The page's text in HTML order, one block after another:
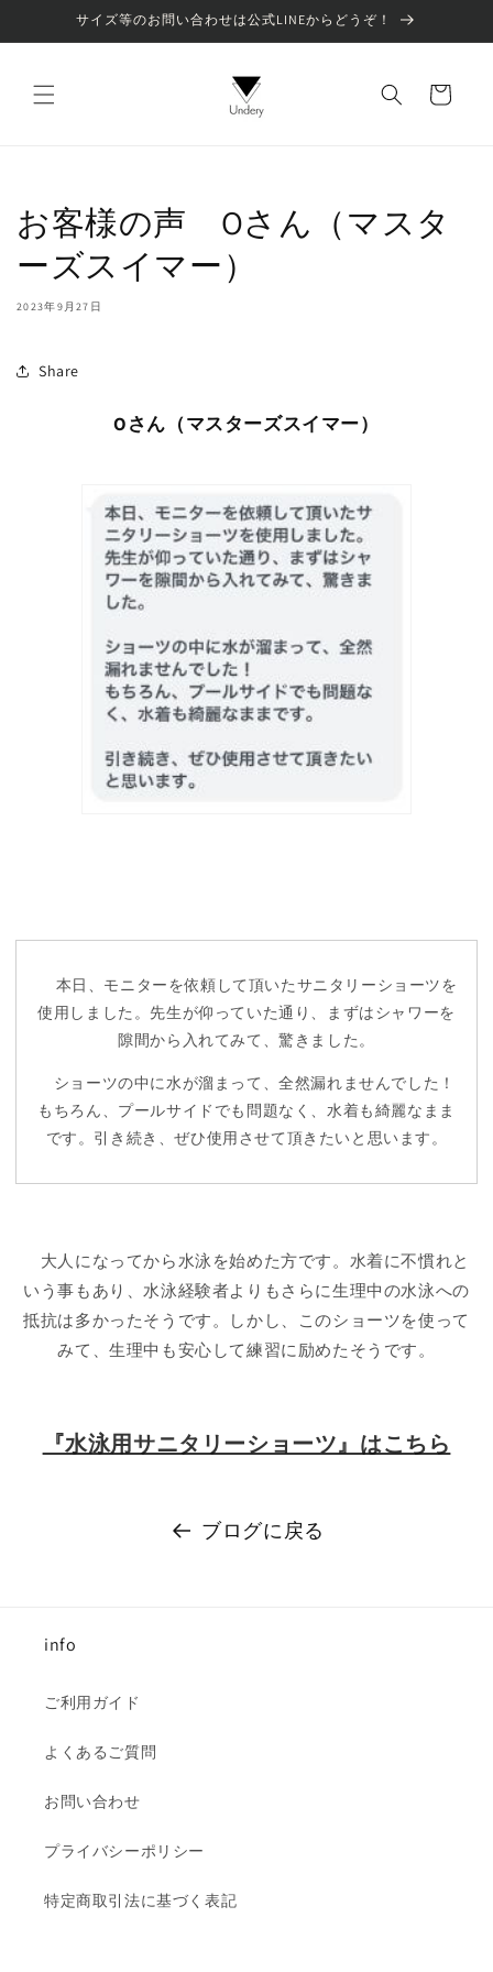
ンツに
進む
サイズ等のお問い合わせは公式LINEからどうぞ！
ー
お客様の声 Oさん（マスタ
ーズスイマー）
2023年9月27日
Share
Oさん（マスターズスイマー）
本日、モニターを依頼して頂いたサニタリーショーツを
使用しました。先生が仰っていた通り、まずはシャワーを
隙間から入れてみて、驚きました。
ショーツの中に水が溜まって、全然漏れませんでした！
もちろん、プールサイドでも問題なく、水着も綺麗なまま
です。引き続き、ぜひ使用させて頂きたいと思います。
大人になってから水泳を始めた方です。水着に不慣れと
いう事もあり、水泳経験者よりもさらに生理中の水泳への
抵抗は多かったそうです。しかし、このショーツを使って
みて、生理中も安心して練習に励めたそうです。
『水泳用サニタリーショーツ』はこちら
ブログに戻る
info
ご利用ガイド
よくあるご質問
お問い合わせ
プライバシーポリシー
特定商取引法に基づく表記